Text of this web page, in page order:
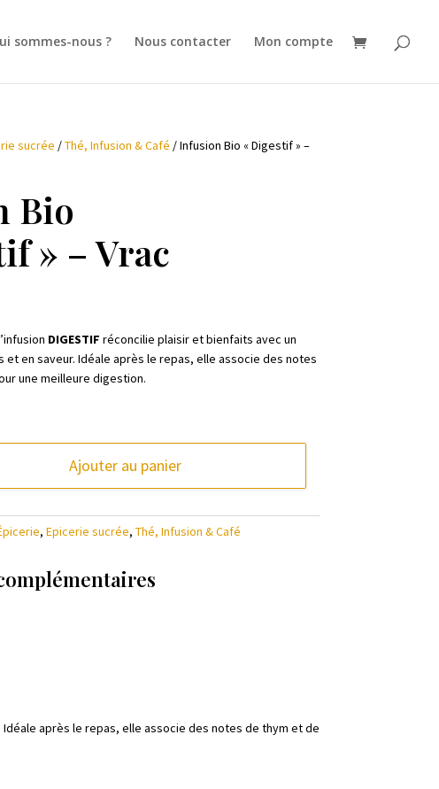
sommes-nous ? Nous contacter Mon compte
sucrée /Thé, Infusion & Café / Infusion Bio « Digestif » –
Bio
» – Vrac
DIGESTIF réconcilie plaisir et bienfaits avec un
et en saveur. Idéale après le repas, elle associe des notes
une meilleure digestion.
Ajouter au panier
, Epicerie sucrée, Thé, Infusion & Café
après le repas, elle associe des notes de thym et de